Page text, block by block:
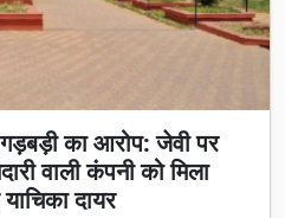
का आरोप: जेवी पर
वाली कंपनी को मिला
याचिका दायर